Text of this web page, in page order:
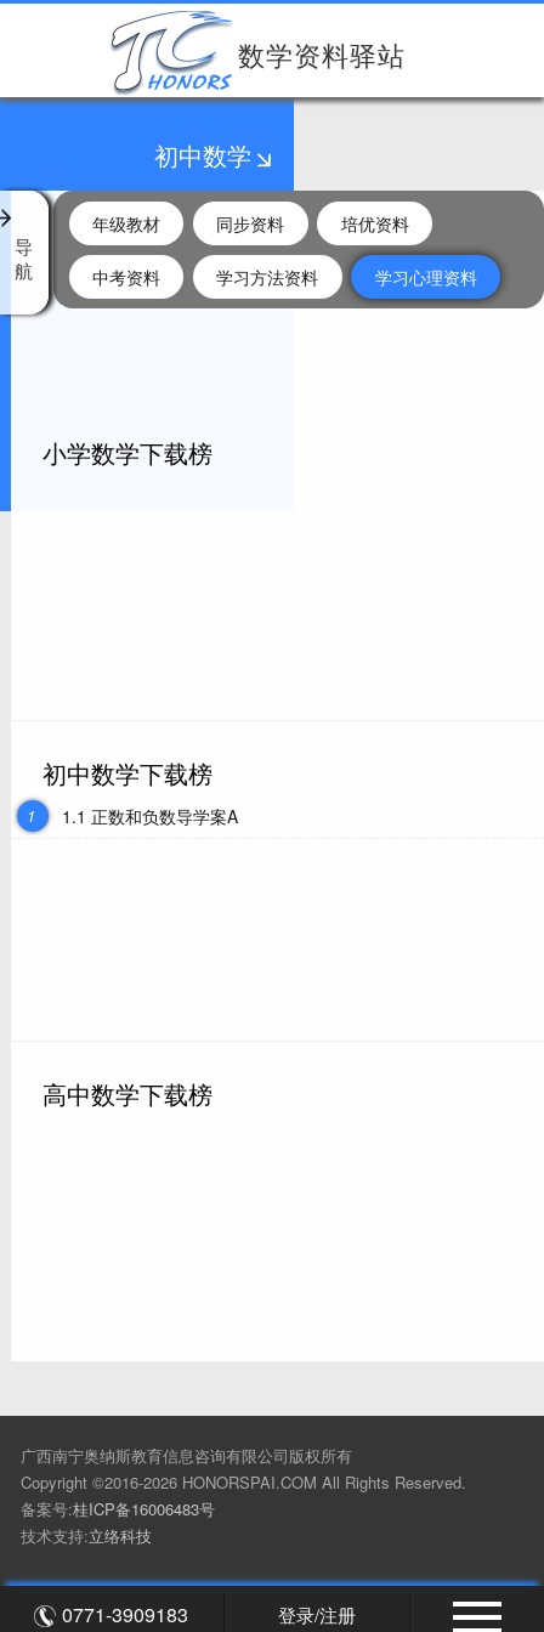
数学资料驿站
0771-3909183 登录/注册
初中数学
导
航
年级教材 同步资料 培优资料
中考资料 学习方法资料 学习心理资料
小学数学下载榜
初中数学下载榜
1 1.1 正数和负数导学案A
高中数学下载榜
广西南宁奥纳斯教育信息咨询有限公司版权所有
Copyright ©2016-2026 HONORSPAI.COM All Rights Reserved.
备案号:桂ICP备16006483号
技术支持:立络科技